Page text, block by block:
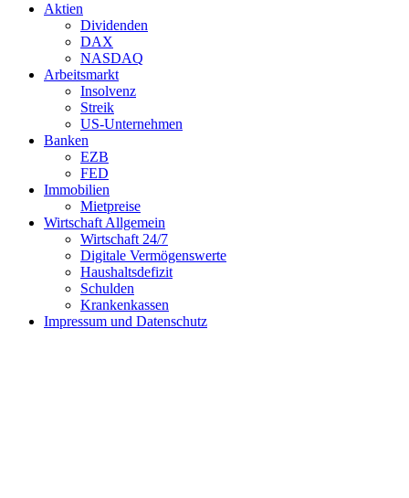
Aktien
Dividenden
DAX
NASDAQ
Arbeitsmarkt
Insolvenz
Streik
US-Unternehmen
Banken
EZB
FED
Immobilien
Mietpreise
Wirtschaft Allgemein
Wirtschaft 24/7
Digitale Vermögenswerte
Haushaltsdefizit
Schulden
Krankenkassen
Impressum und Datenschutz